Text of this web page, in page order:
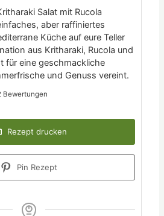
Salat mit Rucola
aber raffiniertes
Küche auf eure Teller
aus Kritharaki, Rucola und
für eine geschmackliche
und Genuss vereint.
Bewertungen
Rezept drucken
Pin Rezept